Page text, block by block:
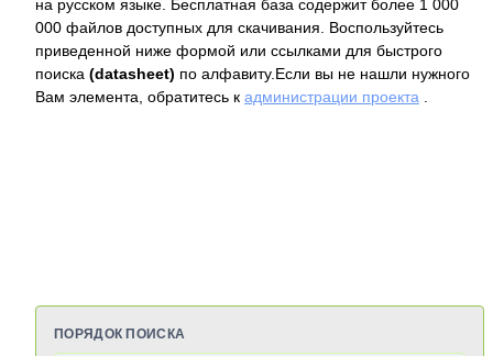
на русском языке. Бесплатная база содержит более 1 000
000 файлов доступных для скачивания. Воспользуйтесь
приведенной ниже формой или ссылками для быстрого
поиска (datasheet) по алфавиту.Если вы не нашли нужного
Вам элемента, обратитесь к администрации проекта
ПОРЯДОК ПОИСКА